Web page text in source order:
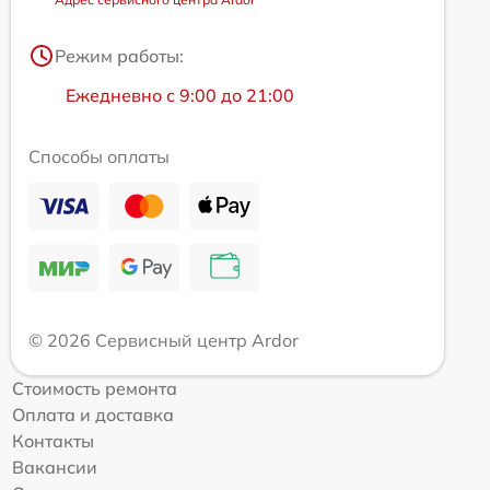
Режим работы:
Ежедневно с 9:00 до 21:00
Способы оплаты
© 2026 Сервисный центр Ardor
Стоимость ремонта
Оплата и доставка
Контакты
Вакансии